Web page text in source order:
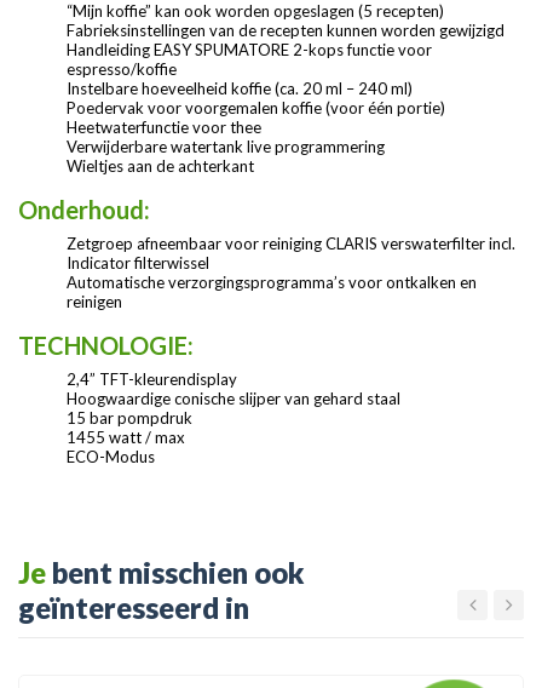
“Mijn koffie” kan ook worden opgeslagen (5 recepten)
Fabrieksinstellingen van de recepten kunnen worden gewijzigd
Handleiding EASY SPUMATORE 2-kops functie voor
espresso/koffie
Instelbare hoeveelheid koffie (ca. 20 ml – 240 ml)
Poedervak ​​voor voorgemalen koffie (voor één portie)
Heetwaterfunctie voor thee
Verwijderbare watertank live programmering
Wieltjes aan de achterkant
Onderhoud:
Zetgroep afneembaar voor reiniging CLARIS verswaterfilter incl.
Indicator filterwissel
Automatische verzorgingsprogramma’s voor ontkalken en
reinigen
TECHNOLOGIE:
2,4” TFT-kleurendisplay
Hoogwaardige conische slijper van gehard staal
15 bar pompdruk
1455 watt / max
ECO-Modus
Je bent misschien ook
geïnteresseerd in